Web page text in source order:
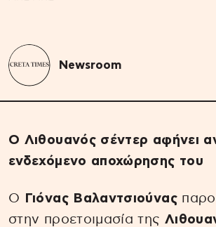
Newsroom
Ο Λιθουανός σέντερ αφήνει
ενδεχόμενο αποχώρησης του
Ο Γιόνας Βαλαντσιούνας
στην προετοιμασία της